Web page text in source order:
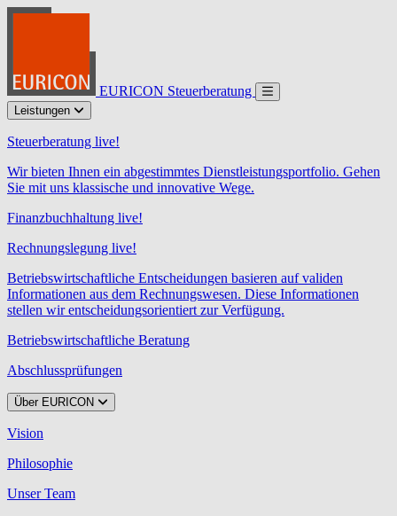
EURICON Steuerberatung
Leistungen
Steuerberatung live!
Wir bieten Ihnen ein abgestimmtes Dienstleistungsportfolio. Gehen
Sie mit uns klassische und innovative Wege.
Finanzbuchhaltung live!
Rechnungslegung live!
Betriebswirtschaftliche Entscheidungen basieren auf validen
Informationen aus dem Rechnungswesen. Diese Informationen
stellen wir entscheidungsorientiert zur Verfügung.
Betriebswirtschaftliche Beratung
Abschlussprüfungen
Über EURICON
Vision
Philosophie
Unser Team